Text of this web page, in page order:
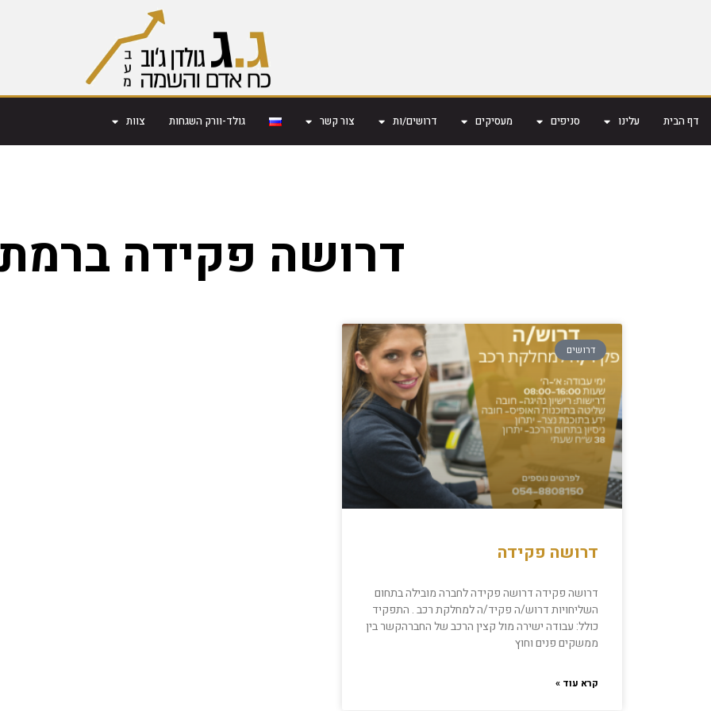
דף הבית עלינו סניפים מעסיקים דרושים/ות צור קשר גולד-וורק השגחות צוות
דרושה פקידה ברמת
דרושים
דרושה פקידה
דרושה פקידה דרושה פקידה לחברה מובילה בתחום
השליחויות דרוש/ה פקיד/ה למחלקת רכב . התפקיד
כולל: עבודה ישירה מול קצין הרכב של החברהקשר בין
ממשקים פנים וחוץ
קרא עוד »